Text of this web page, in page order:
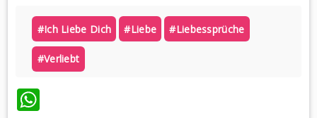
#ich Liebe Dich #liebe #liebessprüche
#verliebt
WhatsApp